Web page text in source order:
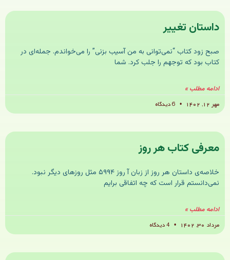
داستان تغییر
صبح زود کتاب “نمی‌توانی به من آسیب بزنی” را می‌خواندم. جمله‌‌ای در
کتاب بود که توجهم را جلب کرد. شما
ادامه مطلب »
مهر ۱۲, ۱۴۰۲
معرفی کتاب هر روز
خلاصه‌ی داستان هر روز از زبان آ روز ۵۹۹۴ مثل روزهای دیگر نبود.
نمی‌دانستم قرار است که چه اتفاقی برایم
ادامه مطلب »
مرداد ۳۰, ۱۴۰۲